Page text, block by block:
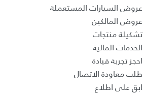
عروض السيارات المستعملة
عروض المالكين
تشكيلة منتجات
الخدمات المالية
احجز تجربة قيادة
طلب معاودة الاتصال
ابق على اطلاع